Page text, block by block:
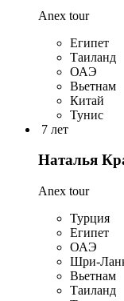
Anex tour
Египет
Таиланд
ОАЭ
Вьетнам
Китай
Тунис
7 лет
Наталья
Anex tour
Турция
Египет
ОАЭ
Шри-
Вьетнам
Таиланд